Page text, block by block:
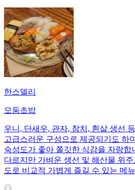
한스델리
모둠초밥
우니, 단새우, 관자, 참치, 흰살 생선
고급스러운 구성으로 제공되기도 하
숙성도가 좋아 쫄깃한 식감을 자랑합
다르지만 가벼운 생선 및 해산물 위주
도로 비교적 가볍게 즐길 수 있는 메뉴